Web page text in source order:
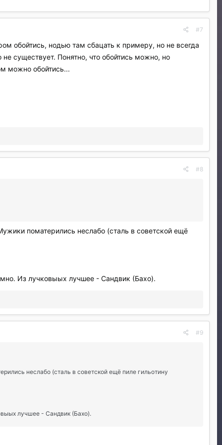
#7
обойтись, нодью там сбацать к примеру, но не всегда
существует. Понятно, что обойтись можно, но
можно обойтись...
#8
поматерились неслабо (сталь в советской ещё
Из лучковыых лучшее - Сандвик (Бахо).
#9
неслабо (сталь в советской ещё пиле гильотину
лучшее - Сандвик (Бахо).